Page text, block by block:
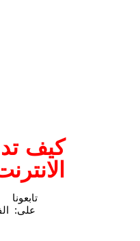
كيف
تابعونا
على: